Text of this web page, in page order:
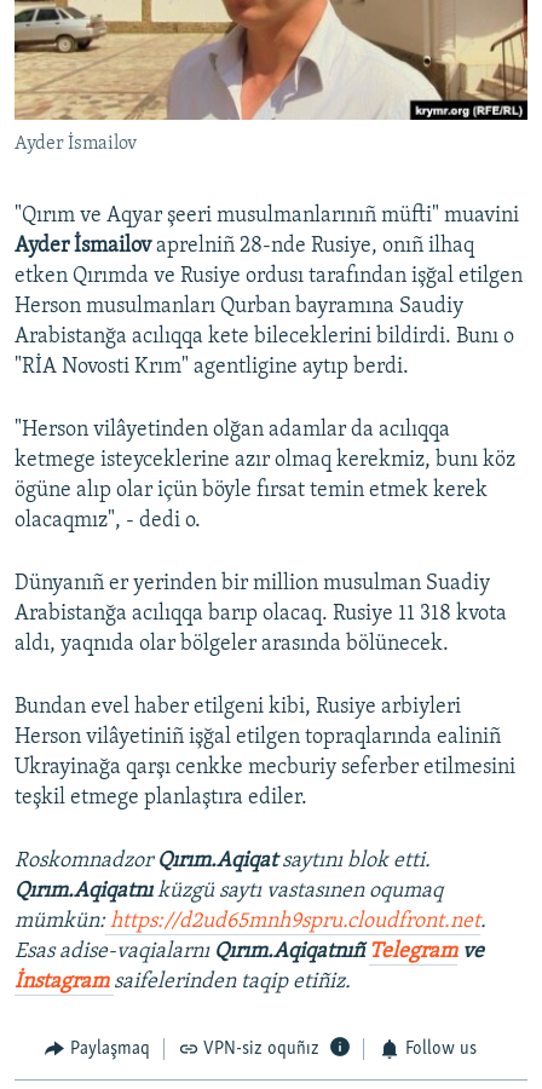
Русский
Українською
QOŞULIÑIZ!
RFE/RS bütün saytları
Ayder İsmailov
"Qırım ve Aqyar şeeri musulmanlarınıñ müfti" muavini
Ayder İsmailovaprelniñ 28-nde Rusiye, onıñ ilhaq
etken Qırımda ve Rusiye ordusı tarafından işğal etilgen
Herson musulmanları Qurban bayramına Saudiy
Arabistanğa acılıqqa kete bileceklerini bildirdi. Bunı o
"RİA Novosti Krım" agentligine aytıp berdi.
"Herson vilâyetinden olğan adamlar da acılıqqa
ketmege isteyceklerine azır olmaq kerekmiz, bunı köz
ögüne alıp olar içün böyle fırsat temin etmek kerek
olacaqmız", - dedi o.
Dünyanıñ er yerinden bir million musulman Suadiy
Arabistanğa acılıqqa barıp olacaq. Rusiye 11 318 kvota
aldı, yaqnıda olar bölgeler arasında bölünecek.
Bundan evel haber etilgeni kibi, Rusiye arbiyleri
Herson vilâyetiniñ işğal etilgen topraqlarında ealiniñ
Ukrayinağa qarşı cenkke mecburiy seferber etilmesini
teşkil etmege planlaştıra ediler.
Roskomnadzor Qırım.Aqiqatsaytını blok etti.
Qırım.Aqiqatnıküzgü saytı vastasınen oqumaq
mümkün: https://d2ud65mnh9spru.cloudfront.net.
Esas adise-vaqialarnı Qırım.Aqiqatnıñ Telegramve
İnstagram saifelerinden taqip etiñiz.
Paylaşmaq VPN-siz oquñız Follow us